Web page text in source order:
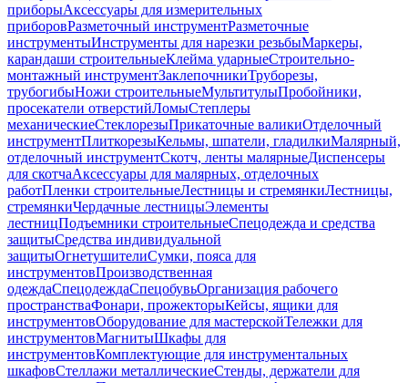
приборыАксессуары для измерительных
приборовРазметочный инструментРазметочные
инструментыИнструменты для нарезки резьбыМаркеры,
карандаши строительныеКлейма ударныеСтроительно-
монтажный инструментЗаклепочникиТруборезы,
трубогибыНожи строительныеМультитулыПробойники,
просекатели отверстийЛомыСтеплеры
механическиеСтеклорезыПрикаточные валикиОтделочный
инструментПлиткорезыКельмы, шпатели, гладилкиМалярный,
отделочный инструментСкотч, ленты малярныеДиспенсеры
для скотчаАксессуары для малярных, отделочных
работПленки строительныеЛестницы и стремянкиЛестницы,
стремянкиЧердачные лестницыЭлементы
лестницПодъемники строительныеСпецодежда и средства
защитыСредства индивидуальной
защитыОгнетушителиСумки, пояса для
инструментовПроизводственная
одеждаСпецодеждаСпецобувьОрганизация рабочего
пространстваФонари, прожекторыКейсы, ящики для
инструментовОборудование для мастерскойТележки для
инструментовМагнитыШкафы для
инструментовКомплектующие для инструментальных
шкафовСтеллажи металлическиеСтенды, держатели для